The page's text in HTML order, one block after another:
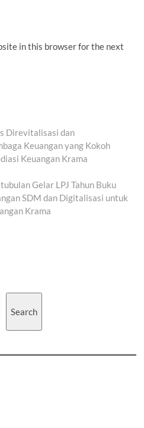
in this browser for the next
Direvitalisasi dan
Keuangan yang Kokoh
Keuangan Krama
Gelar LPJ Tahun Buku
SDM dan Digitalisasi untuk
Krama
Search